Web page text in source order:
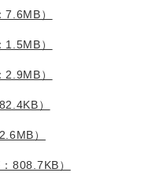
）
）
）
）
）
808.7KB）